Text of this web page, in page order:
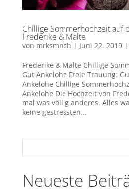
Chillige Sommerhochzeit auf
Frederike & Malte
von mrksmnch | Juni 22, 2019|
Frederike & Malte Chillige
Gut Ankelohe Freie Trauung:
Ankelohe Chillige
Ankelohe Die Hochzeit von
mal was völlig anderes. Alles
keine gestressten...
Neueste